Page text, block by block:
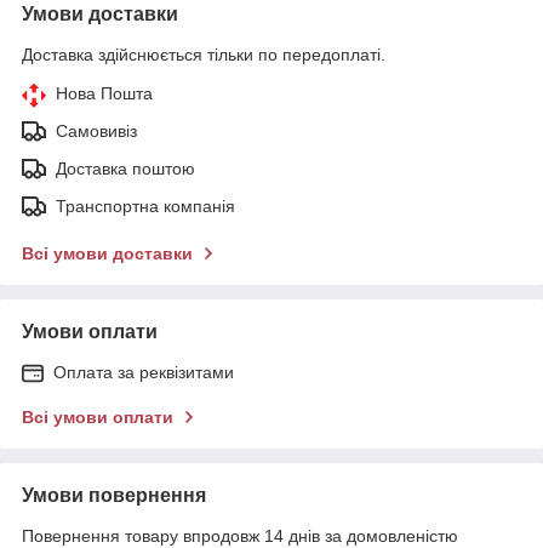
Умови доставки
Доставка здійснюється тільки по передоплаті.
Нова Пошта
Самовивіз
Доставка поштою
Транспортна компанія
Всі умови доставки
Умови оплати
Оплата за реквізитами
Всі умови оплати
Умови повернення
Повернення товару впродовж 14 днів за домовленістю